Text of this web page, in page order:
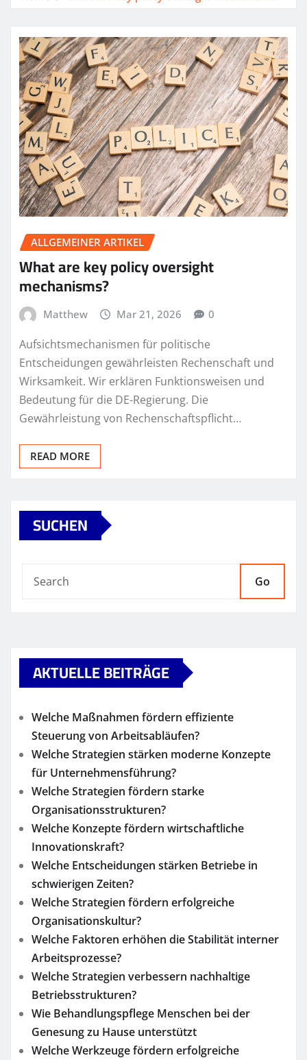
ALLGEMEINER ARTIKEL
What are key policy oversight
mechanisms?
Matthew Mar 21, 2026 0
Aufsichtsmechanismen für politische
Entscheidungen gewährleisten Rechenschaft und
Wirksamkeit. Wir erklären Funktionsweisen und
Bedeutung für die DE-Regierung. Die
Gewährleistung von Rechenschaftspflicht…
READ MORE
SUCHEN
Go
AKTUELLE BEITRÄGE
Welche Maßnahmen fördern effiziente
Steuerung von Arbeitsabläufen?
Welche Strategien stärken moderne Konzepte
für Unternehmensführung?
Welche Strategien fördern starke
Organisationsstrukturen?
Welche Konzepte fördern wirtschaftliche
Innovationskraft?
Welche Entscheidungen stärken Betriebe in
schwierigen Zeiten?
Welche Strategien fördern erfolgreiche
Organisationskultur?
Welche Faktoren erhöhen die Stabilität interner
Arbeitsprozesse?
Welche Strategien verbessern nachhaltige
Betriebsstrukturen?
Wie Behandlungspflege Menschen bei der
Genesung zu Hause unterstützt
Welche Werkzeuge fördern erfolgreiche